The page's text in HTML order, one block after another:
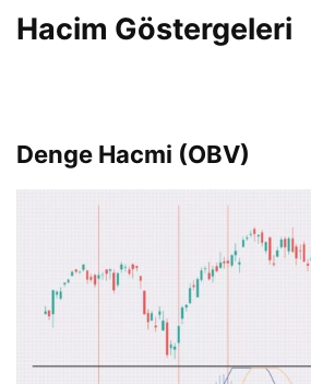
Hacim Göstergeleri
Denge Hacmi (OBV)